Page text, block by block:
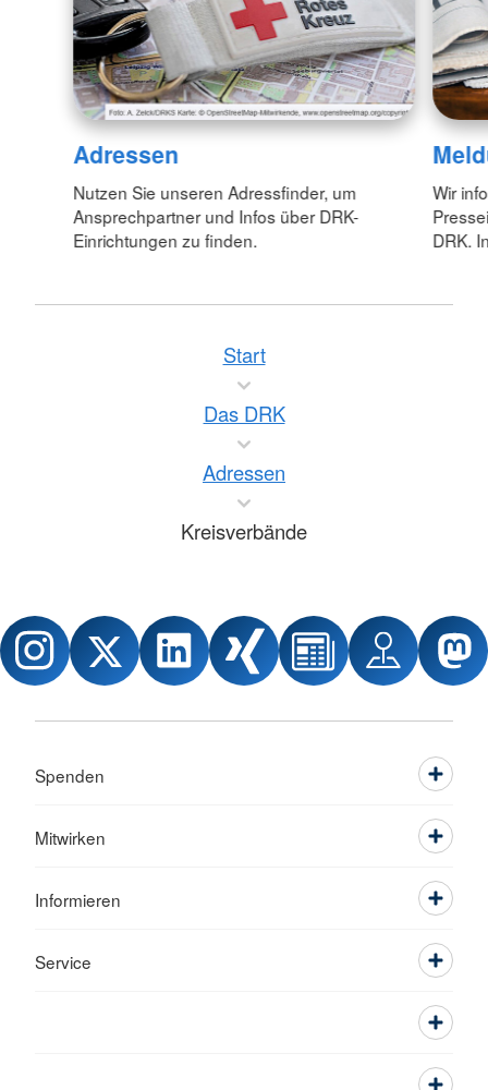
Adressen
Nutzen Sie unseren Adressfinder, um
Ansprechpartner und Infos über DRK-
Einrichtungen zu finden.
Wir
DRK.
Start
Das DRK
Adressen
Kreisverbände
Spenden
Mitwirken
Informieren
Service